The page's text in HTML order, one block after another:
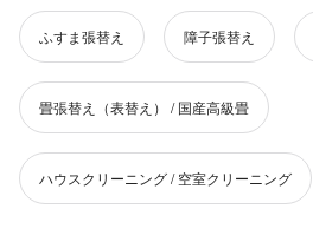
ふすま張替え 障子張替え
畳張替え（表替え） / 国産高級畳
ハウスクリーニング / 空室クリーニング